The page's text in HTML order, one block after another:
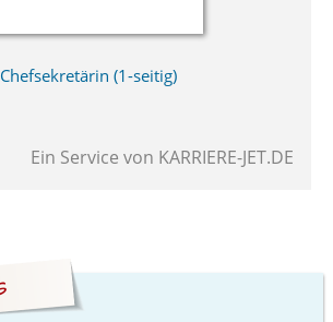
Chefsekretärin (1-seitig)
Ein Service von KARRIERE-JET.DE